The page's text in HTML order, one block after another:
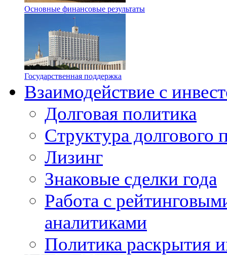
Основные финансовые результаты
Государственная поддержка
Взаимодействие с
Долговая политика
Структура долгового
Лизинг
Знаковые сделки года
Работа с
аналитиками
Политика раскрытия